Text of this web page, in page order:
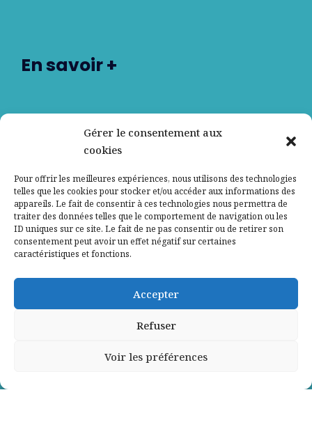
Gérer le consentement aux
cookies
Pour offrir les meilleures expériences, nous utilisons des technologies
telles que les cookies pour stocker et/ou accéder aux informations des
appareils. Le fait de consentir à ces technologies nous permettra de
traiter des données telles que le comportement de navigation ou les
ID uniques sur ce site. Le fait de ne pas consentir ou de retirer son
consentement peut avoir un effet négatif sur certaines
caractéristiques et fonctions.
Accepter
Refuser
Voir les préférences
En savoir +
Contactez-nous
Mentions légales